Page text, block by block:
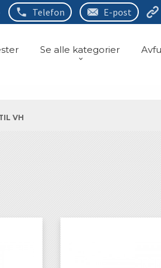
Telefon E-post
Se alle kategorier
VH